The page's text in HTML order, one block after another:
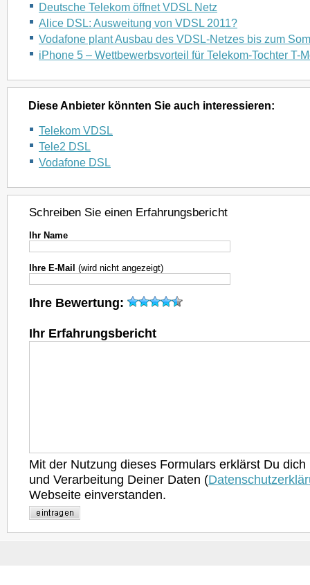
Deutsche Telekom öffnet VDSL Netz
Alice DSL: Ausweitung von VDSL 2011?
Vodafone plant Ausbau des VDSL-Netzes bis zum
iPhone 5 – Wettbewerbsvorteil für Telekom-Tochter T-
Diese Anbieter könnten Sie auch interessieren:
Telekom VDSL
Tele2 DSL
Vodafone DSL
Schreiben Sie einen Erfahrungsbericht
Ihr Name
Ihre E-Mail (wird nicht angezeigt)
Ihre Bewertung:
Ihr Erfahrungsbericht
Mit der Nutzung dieses Formulars erklärst Du
und Verarbeitung Deiner Daten (
Webseite einverstanden.